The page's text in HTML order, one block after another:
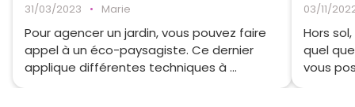
31/03/2023 • Marie
Pour agencer un jardin, vous pouvez faire
appel à un éco-paysagiste. Ce dernier
applique différentes techniques à ...
03/11/
Hors
quel
vous